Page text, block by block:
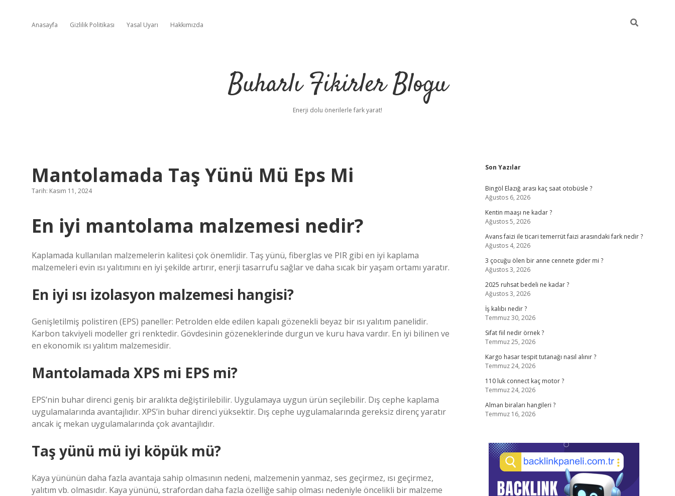
Anasayfa Gizlilik Politikası Yasal Uyarı Hakkımızda
Buharlı Fikirler Blogu
Enerji dolu önerilerle fark yarat!
Mantolamada Taş Yünü Mü Eps Mi
Tarih: Kasım 11, 2024
En iyi mantolama malzemesi nedir?
Kaplamada kullanılan malzemelerin kalitesi çok önemlidir. Taş yünü, fiberglas ve PIR gibi en iyi kaplama
malzemeleri evin ısı yalıtımını en iyi şekilde artırır, enerji tasarrufu sağlar ve daha sıcak bir yaşam ortamı yaratır.
En iyi ısı izolasyon malzemesi hangisi?
Genişletilmiş polistiren (EPS) paneller: Petrolden elde edilen kapalı gözenekli beyaz bir ısı yalıtım panelidir.
Karbon takviyeli modeller gri renktedir. Gövdesinin gözeneklerinde durgun ve kuru hava vardır. En iyi bilinen ve
en ekonomik ısı yalıtım malzemesidir.
Mantolamada XPS mi EPS mi?
EPS’nin buhar direnci geniş bir aralıkta değiştirilebilir. Uygulamaya uygun ürün seçilebilir. Dış cephe kaplama
uygulamalarında avantajlıdır. XPS’in buhar direnci yüksektir. Dış cephe uygulamalarında gereksiz direnç yaratır
ancak iç mekan uygulamalarında çok avantajlıdır.
Taş yünü mü iyi köpük mü?
Kaya yününün daha fazla avantaja sahip olmasının nedeni, malzemenin yanmaz, ses geçirmez, ısı geçirmez,
yalıtım vb. olmasıdır. Kaya yününü, strafordan daha fazla özelliğe sahip olması nedeniyle öncelikli bir malzeme
Sidebar
Son Yazılar
Bingöl Elazığ arası kaç saat otobüsle ?
Ağustos 6, 2026
Kentin maaşı ne kadar ?
Ağustos 5, 2026
Avans faizi ile ticari temerrüt faizi arasındaki fark nedir ?
Ağustos 4, 2026
3 çocuğu ölen bir anne cennete gider mi ?
Ağustos 3, 2026
2025 ruhsat bedeli ne kadar ?
Ağustos 3, 2026
İş kalıbı nedir ?
Temmuz 30, 2026
Sifat fiil nedir örnek ?
Temmuz 25, 2026
Kargo hasar tespit tutanağı nasıl alınır ?
Temmuz 24, 2026
110 luk connect kaç motor ?
Temmuz 24, 2026
Alman biraları hangileri ?
Temmuz 16, 2026